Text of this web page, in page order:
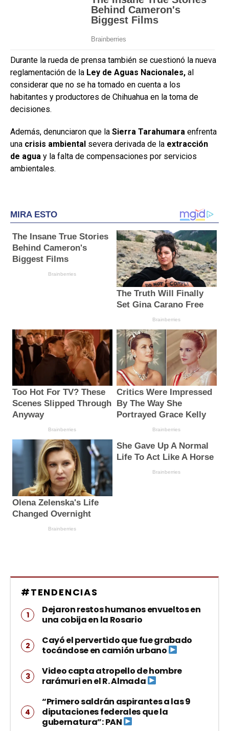
Durante la rueda de prensa también se cuestionó la nueva
reglamentación de la Ley de Aguas Nacionales, al
considerar que no se ha tomado en cuenta a los
habitantes y productores de Chihuahua en la toma de
decisiones.
Además, denunciaron que la Sierra Tarahumara enfrenta
una crisis ambiental severa derivada de la extracción
de agua y la falta de compensaciones por servicios
ambientales.
#TENDENCIAS
Dejaron restos humanos envueltos en
una cobija en la Rosario
Cayó el pervertido que fue grabado
tocándose en camión urbano
Video capta atropello de hombre
rarámuri en el R. Almada
“Primero saldrán aspirantes a las 9
diputaciones federales que la
gubernatura”: PAN